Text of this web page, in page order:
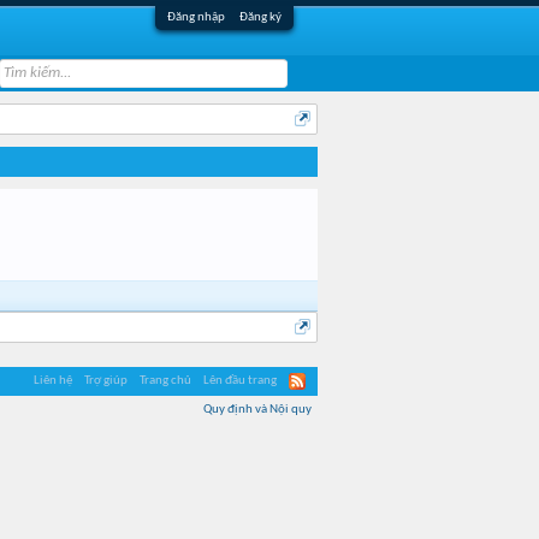
Đăng nhập Đăng ký
Liên hệ Trợ giúp Trang chủ Lên đầu trang
Quy định và Nội quy